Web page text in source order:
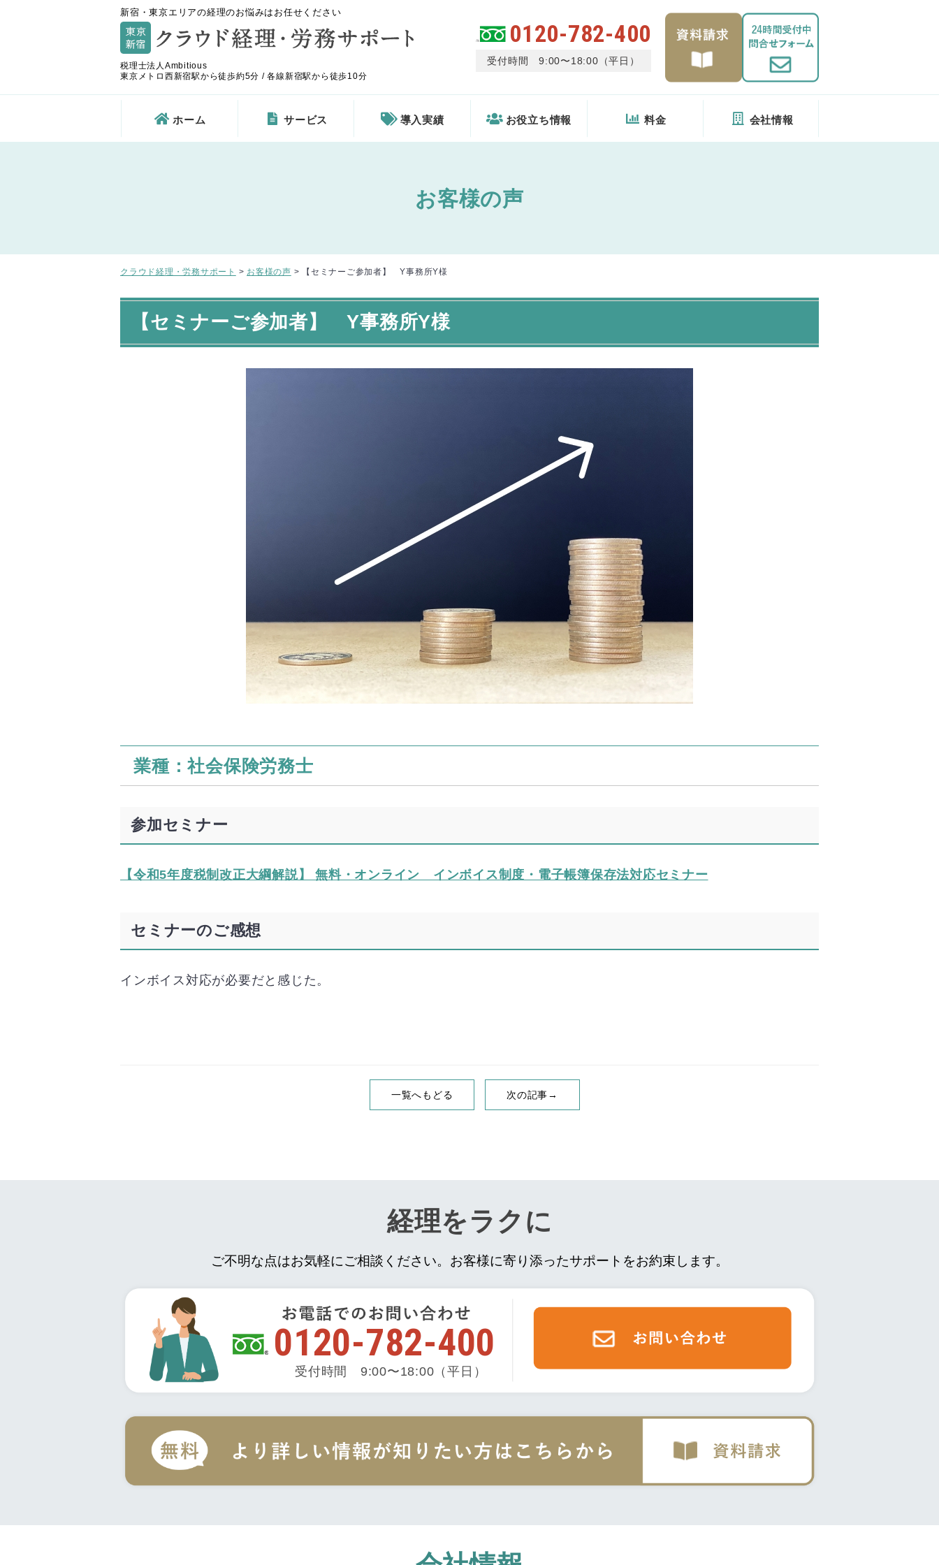
新宿・東京エリアの経理のお悩みはお任せください
税理士法人Ambitious
東京メトロ西新宿駅から徒歩約5分 / 各線新宿駅から徒歩10分
0120-782-400
受付時間 9:00〜18:00（平日）
ホーム サービス 導入実績 お役立ち情報 料金 会社情報
お客様の声
クラウド経理・労務サポート > お客様の声 > 【セミナーご参加者】 Y事務所Y様
【セミナーご参加者】 Y事務所Y様
業種：社会保険労務士
参加セミナー
【令和5年度税制改正大綱解説】 無料・オンライン インボイス制度・電子帳簿保存法対応セミナー
セミナーのご感想
インボイス対応が必要だと感じた。
一覧へもどる 次の記事→
経理をラクに
ご不明な点はお気軽にご相談ください。 お客様に寄り添ったサポートをお約束します。
0120-782-400
受付時間 9:00〜18:00（平日）